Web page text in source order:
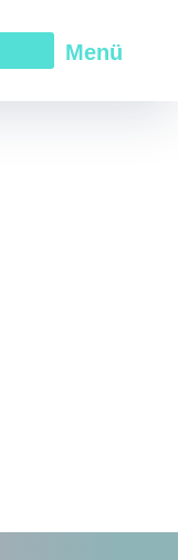
Menü